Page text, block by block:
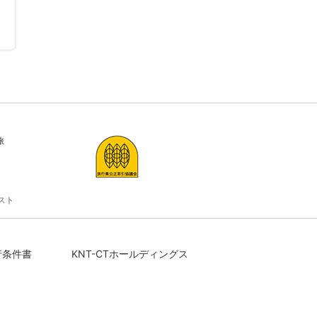
ト
件書 KNT-CTホールディングス